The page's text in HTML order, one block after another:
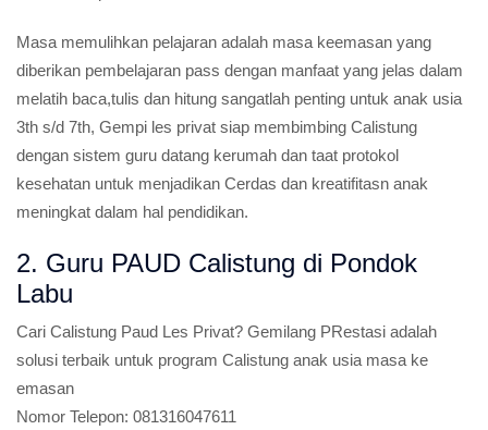
Masa memulihkan pelajaran adalah masa keemasan yang
diberikan pembelajaran pass dengan manfaat yang jelas dalam
melatih baca,tulis dan hitung sangatlah penting untuk anak usia
3th s/d 7th, Gempi les privat siap membimbing Calistung
dengan sistem guru datang kerumah dan taat protokol
kesehatan untuk menjadikan Cerdas dan kreatifitasn anak
meningkat dalam hal pendidikan.
2. Guru PAUD Calistung di Pondok
Labu
Cari Calistung Paud Les Privat? Gemilang PRestasi adalah
solusi terbaik untuk program Calistung anak usia masa ke
emasan
Nomor Telepon: 081316047611